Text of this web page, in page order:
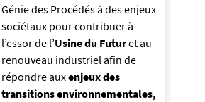
Génie des Procédés à des enjeux
sociétaux pour contribuer à
l’essor de l’Usine du Futuret au
renouveau industriel afin de
répondre auxenjeux des
transitions environnementales,